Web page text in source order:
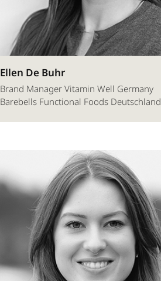
Ellen De Buhr
Brand Manager Vitamin Well Germany
Barebells Functional Foods Deutschland